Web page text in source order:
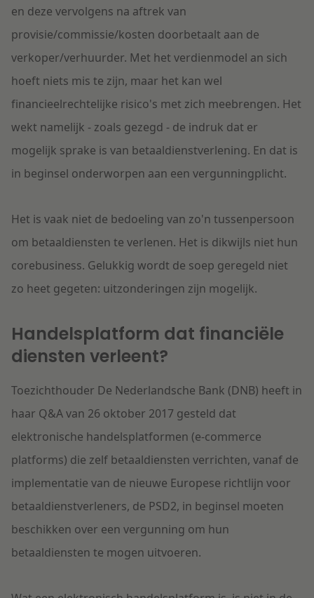
en deze vervolgens na aftrek van
provisie/commissie/kosten doorbetaalt aan de
verkoper/verhuurder. Met het verdienmodel an sich
hoeft niets mis te zijn, maar het kan wel
financieelrechtelijke risico's met zich meebrengen. Het
wekt namelijk - zoals gezegd - de indruk dat er
mogelijk sprake is van betaaldienstverlening. En dat is
in beginsel onderworpen aan een vergunningplicht.
Het is vaak niet de bedoeling van zo'n tussenpersoon
om betaaldiensten te verlenen. Het is dikwijls niet hun
corebusiness. Gelukkig wordt de soep geregeld niet
zo heet gegeten: uitzonderingen zijn mogelijk.
Handelsplatform dat financiële
diensten verleent?
Toezichthouder De Nederlandsche Bank (DNB) heeft in
haar Q&A van 26 oktober 2017 gesteld dat
elektronische handelsplatformen (e-commerce
platforms) die zelf betaaldiensten verrichten, vanaf de
implementatie van de nieuwe Europese richtlijn voor
betaaldienstverleners, de PSD2, in beginsel moeten
beschikken over een vergunning om hun
betaaldiensten te mogen uitvoeren.